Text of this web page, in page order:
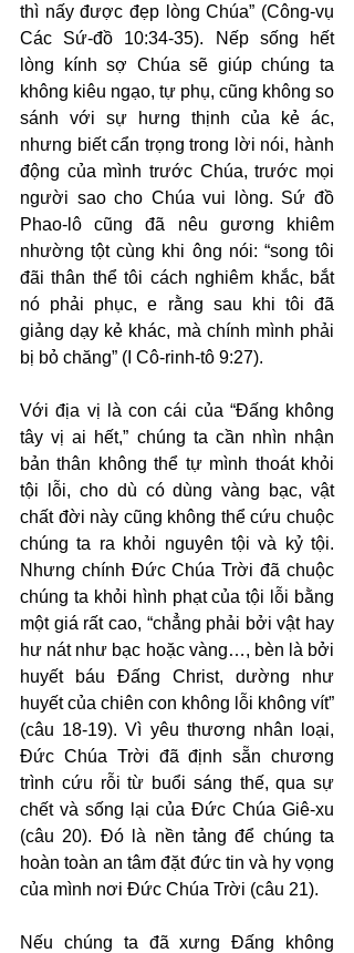
thì nấy được đẹp lòng Chúa” (Công-vụ
Các Sứ-đồ 10:34-35). Nếp sống hết
lòng kính sợ Chúa sẽ giúp chúng ta
không kiêu ngạo, tự phụ, cũng không so
sánh với sự hưng thịnh của kẻ ác,
nhưng biết cẩn trọng trong lời nói, hành
động của mình trước Chúa, trước mọi
người sao cho Chúa vui lòng. Sứ đồ
Phao-lô cũng đã nêu gương khiêm
nhường tột cùng khi ông nói: “song tôi
đãi thân thể tôi cách nghiêm khắc, bắt
nó phải phục, e rằng sau khi tôi đã
giảng dạy kẻ khác, mà chính mình phải
bị bỏ chăng” (I Cô-rinh-tô 9:27).
Với địa vị là con cái của “Đấng không
tây vị ai hết,” chúng ta cần nhìn nhận
bản thân không thể tự mình thoát khỏi
tội lỗi, cho dù có dùng vàng bạc, vật
chất đời này cũng không thể cứu chuộc
chúng ta ra khỏi nguyên tội và kỷ tội.
Nhưng chính Đức Chúa Trời đã chuộc
chúng ta khỏi hình phạt của tội lỗi bằng
một giá rất cao, “chẳng phải bởi vật hay
hư nát như bạc hoặc vàng…, bèn là bởi
huyết báu Đấng Christ, dường như
huyết của chiên con không lỗi không vít”
(câu 18-19). Vì yêu thương nhân loại,
Đức Chúa Trời đã định sẵn chương
trình cứu rỗi từ buổi sáng thế, qua sự
chết và sống lại của Đức Chúa Giê-xu
(câu 20). Đó là nền tảng để chúng ta
hoàn toàn an tâm đặt đức tin và hy vọng
của mình nơi Đức Chúa Trời (câu 21).
Nếu chúng ta đã xưng Đấng không